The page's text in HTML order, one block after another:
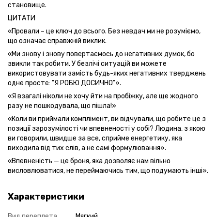
становище.
ЦИТАТИ
«Провали – це ключ до всього. Без невдач ми не розуміємо,
що означає справжній виклик.
«Ми знову і знову повертаємось до негативних думок, бо
звикли так робити. У безлічі ситуацій ви можете
використовувати замість будь-яких негативних тверджень
одне просте: "Я РОБЮ ДОСИЧНО"».
«Я взагалі ніколи не хочу йти на пробіжку, але ще жодного
разу не пошкодувала, що пішла!»
«Коли ви приймали комплімент, ви відчували, що робите це з
позиції зарозумілості чи впевненості у собі? Людина, з якою
ви говорили, швидше за все, сприйме енергетику, яка
виходила від тих слів, а не самі формулювання».
«Впевненість — це броня, яка дозволяє нам вільно
висловлюватися, не переймаючись тим, що подумають інші».
Характеристики